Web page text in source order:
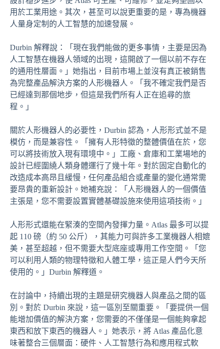
用於工業用途。其次，甚至可以說更重要的是，專為機器
人量身定制的人工智慧的加速發展。
Durbin 解釋說：「現在我們能做的更多事情，主要是因為
人工智慧在機器人領域的出現，這開啟了一個以前不存在
的通用性層面。」她指出，目前市場上並沒有真正被銷售
為完整產品解決方案的人形機器人。「我不確定我們是否
已經達到那個地步，但這是我們所有人正在追尋的旅
程。」
關於人形機器人的必要性，Durbin 認為，人形形式並不是
模仿，而是兼容性。「擁有人形特徵的整體價值在於，您
可以將技術放入現有環境中。」工廠、倉庫和工業場地的
設計已經圍繞人類身體運行了幾十年。對於固定自動化的
改造成本高昂且緩慢，任何產品組合或產量的變化通常需
要昂貴的重新設計。她補充說：「人形機器人的一個價值
主張是，您不需要設置實體基礎設施來使用這項技術。」
人形形式還能在緊湊的空間內發揮力量。Atlas 最多可以提
起 110 磅（約 50 公斤），其能力可與許多工業機器人相媲
美，甚至超越，但不需要大型底座或專用工作空間。「您
可以利用人類的物理特徵和人體工學，這正是人們今天所
使用的。」Durbin 解釋道。
在討論中，持續出現的主題是研究機器人與產品之間的區
別。對於 Durbin 來說，這一區別至關重要。「要提供一個
能增加價值的解決方案，您需要的不僅僅是一個能夠拿起
東西和放下東西的機器人。」她表示，將 Atlas 產品化意
味著整合三個層面：硬件、人工智慧行為和應用程式軟